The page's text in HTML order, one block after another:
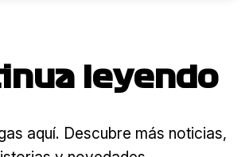
leyendo
aquí. Descubre más noticias,